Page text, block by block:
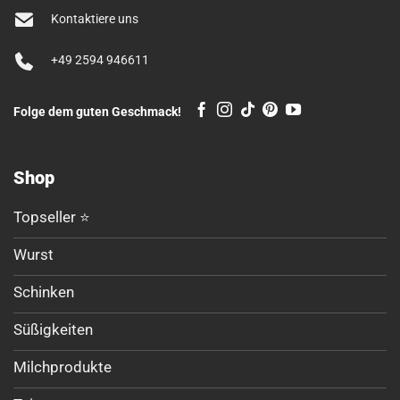
Kontaktiere uns
+49 2594 946611
Folge dem guten Geschmack!
Shop
Topseller ⭐
Wurst
Schinken
Süßigkeiten
Milchprodukte